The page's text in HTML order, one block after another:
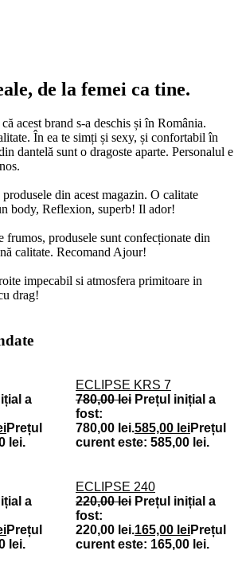
de la femei ca tine.
acest brand s-a deschis și în România.
În ea te simți și sexy, și confortabil în
dantelă sunt o dragoste aparte. Personalul e
din acest magazin. O calitate
body, Reflexion, superb! Il ador!
frumos, produsele sunt confecționate din
calitate. Recomand Ajour!
impecabil si atmosfera primitoare in
drag!
a
Prețul
lei.
ECLIPSE KRS 7
780,00lei Prețul inițial a
fost:
780,00 lei.585,00 leiPrețul
curent este: 585,00 lei.
a
Prețul
lei.
ECLIPSE 240
220,00lei Prețul inițial a
fost:
220,00 lei.165,00 leiPrețul
curent este: 165,00 lei.